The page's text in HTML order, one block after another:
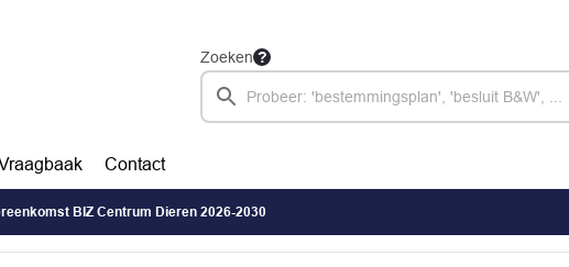
Zoeken
Contact
BIZ Centrum Dieren 2026-2030